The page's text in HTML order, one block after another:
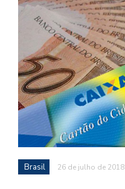
Brasil 26 de julho de 2018